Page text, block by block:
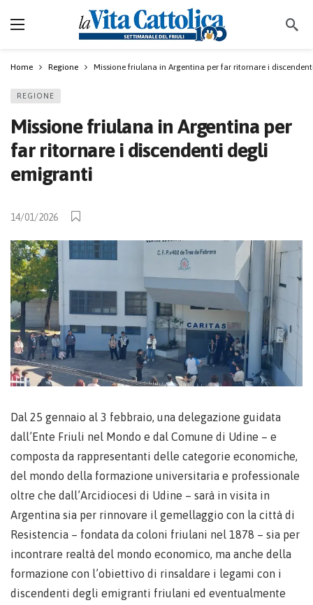
Home Regione Missione friulana in Argentina per far ritornare i
REGIONE
Missione friulana in Argentina per
far ritornare i discendenti degli
emigranti
14/01/2026
Dal 25 gennaio al 3 febbraio, una delegazione guidata
dall’Ente Friuli nel Mondo e dal Comune di Udine – e
composta da rappresentanti delle categorie economiche,
del mondo della formazione universitaria e professionale
oltre che dall’Arcidiocesi di Udine – sarà in visita in
Argentina sia per rinnovare il gemellaggio con la città di
Resistencia – fondata da coloni friulani nel 1878 – sia per
incontrare realtà del mondo economico, ma anche della
formazione con l’obiettivo di rinsaldare i legami con i
discendenti degli emigranti friulani ed eventualmente